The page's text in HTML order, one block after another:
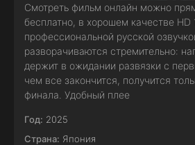
Смотреть фильм онлайн можно
бесплатно, в хорошем качестве HD
профессиональной русской
разворачиваются стремительно:
держит в ожидании развязки с
чем все закончится, получится
финала. Удобный плее
Год: 2025
Страна: Япония